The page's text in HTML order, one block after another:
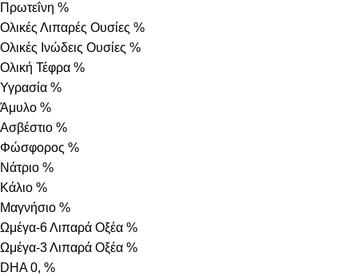
Πρωτεΐνη %
Ολικές Λιπαρές Ουσίες %
Ολικές Ινώδεις Ουσίες %
Ολική Τέφρα %
Υγρασία %
Άμυλο %
Ασβέστιο %
Φώσφορος %
Νάτριο %
Κάλιο %
Μαγνήσιο %
Ωμέγα-6 Λιπαρά Οξέα %
Ωμέγα-3 Λιπαρά Οξέα %
DHA 0, %